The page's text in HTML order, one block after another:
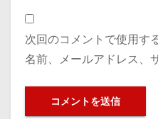
次回のコメントで使用す
名前、メールアドレス、